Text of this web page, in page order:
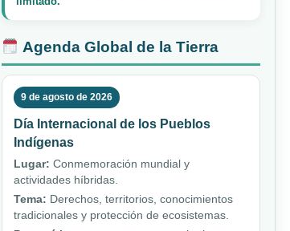
Agenda Global de la Tierra
9 de agosto de 2026
Día Internacional de los Pueblos
Indígenas
Lugar: Conmemoración mundial y
actividades híbridas.
Tema: Derechos, territorios, conocimientos
tradicionales y protección de ecosistemas.